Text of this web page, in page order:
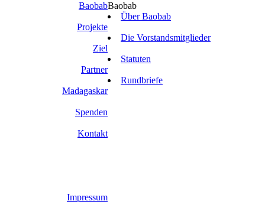
Baobab
Projekte
Ziel
Partner
Madagaskar
Spenden
Kontakt
Impressum
Baobab
Über Baobab
Die Vorstandsmitglieder
Statuten
Rundbriefe